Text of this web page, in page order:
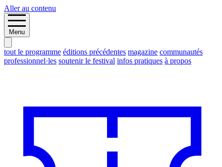
Aller au contenu
Menu
tout le programme éditions précédentes magazine communautés
professionnel·les soutenir le festival infos pratiques à propos